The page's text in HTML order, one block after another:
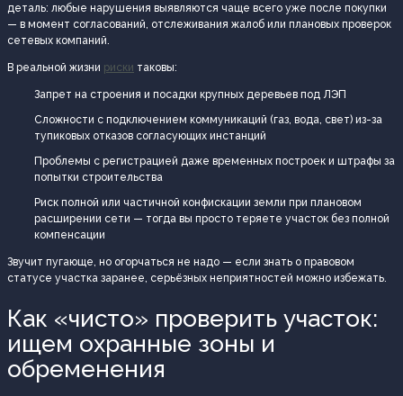
деталь: любые нарушения выявляются чаще всего уже после покупки
— в момент согласований, отслеживания жалоб или плановых проверок
сетевых компаний.
В реальной жизни риски таковы:
Запрет на строения и посадки крупных деревьев под ЛЭП
Сложности с подключением коммуникаций (газ, вода, свет) из-за
тупиковых отказов согласующих инстанций
Проблемы с регистрацией даже временных построек и штрафы за
попытки строительства
Риск полной или частичной конфискации земли при плановом
расширении сети — тогда вы просто теряете участок без полной
компенсации
Звучит пугающе, но огорчаться не надо — если знать о правовом
статусе участка заранее, серьёзных неприятностей можно избежать.
Как «чисто» проверить участок:
ищем охранные зоны и
обременения